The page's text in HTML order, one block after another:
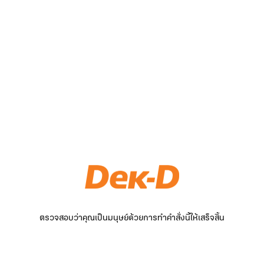
ตรวจสอบว่าคุณเป็นมนุษย์ด้วยการทำคำสั่งนี้ให้เสร็จสิ้น